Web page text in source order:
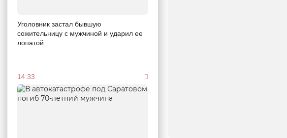
Уголовник застал бывшую
сожительницу с мужчиной и ударил ее
лопатой
14:33